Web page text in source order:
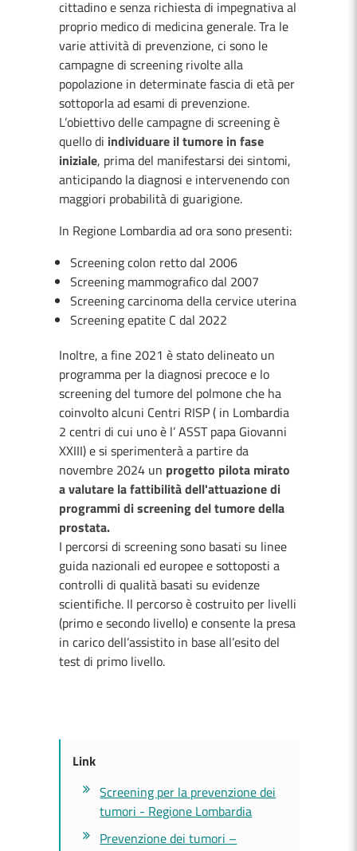
cittadino e senza richiesta di impegnativa al
proprio medico di medicina generale. Tra le
varie attività di prevenzione, ci sono le
campagne di screening rivolte alla
popolazione in determinate fascia di età per
sottoporla ad esami di prevenzione.
L’obiettivo delle campagne di screening è
quello di individuare il tumore in fase
iniziale, prima del manifestarsi dei sintomi,
anticipando la diagnosi e intervenendo con
maggiori probabilità di guarigione.
In Regione Lombardia ad ora sono presenti:
Screening colon retto dal 2006
Screening mammografico dal 2007
Screening carcinoma della cervice uterina
Screening epatite C dal 2022
Inoltre, a fine 2021 è stato delineato un
programma per la diagnosi precoce e lo
screening del tumore del polmone che ha
coinvolto alcuni Centri RISP ( in Lombardia
2 centri di cui uno è l’ ASST papa Giovanni
XXIII) e si sperimenterà a partire da
novembre 2024 un progetto pilota mirato
a valutare la fattibilità dell'attuazione di
programmi di screening del tumore della
prostata.
I percorsi di screening sono basati su linee
guida nazionali ed europee e sottoposti a
controlli di qualità basati su evidenze
scientifiche. Il percorso è costruito per livelli
(primo e secondo livello) e consente la presa
in carico dell’assistito in base all’esito del
test di primo livello.
Link
Screening per la prevenzione dei
tumori - Regione Lombardia
Prevenzione dei tumori –